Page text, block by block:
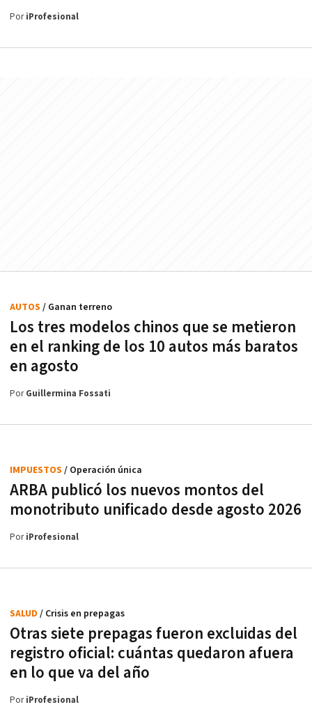
PoriProfesional
Los tres modelos chinos que se metieron
en el ranking de los 10 autos más baratos
en agosto
AUTOS / Ganan terreno
PorGuillermina Fossati
ARBA publicó los nuevos montos del
monotributo unificado desde agosto 2026
IMPUESTOS / Operación única
PoriProfesional
Otras siete prepagas fueron excluidas del
registro oficial: cuántas quedaron afuera
en lo que va del año
SALUD / Crisis en prepagas
PoriProfesional